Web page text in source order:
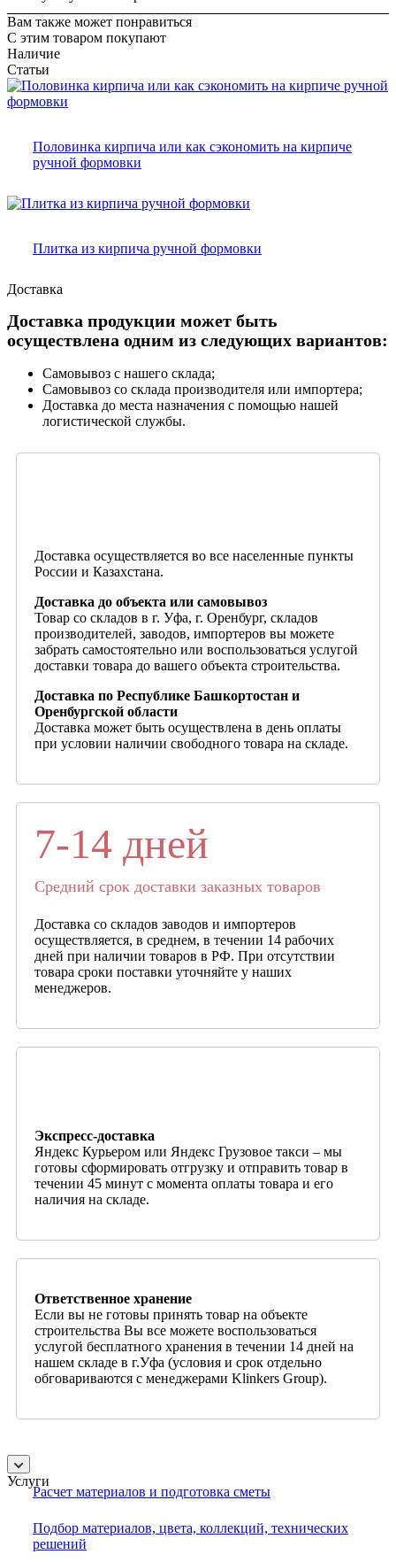
Вам также может понравиться
С этим товаром покупают
Наличие
Статьи
Половинка кирпича или как сэкономить на кирпиче
ручной формовки
Плитка из кирпича ручной формовки
Доставка
Доставка продукции может быть
осуществлена одним из следующих вариантов:
Самовывоз с нашего склада;
Самовывоз со склада производителя или импортера;
Доставка до места назначения с помощью нашей
логистической службы.
Доставка осуществляется во все населенные пункты
России и Казахстана.
Доставка до объекта или самовывоз
Товар со складов в г. Уфа, г. Оренбург, складов
производителей, заводов, импортеров вы можете
забрать самостоятельно или воспользоваться услугой
доставки товара до вашего объекта строительства.
Доставка по Республике Башкортостан и
Оренбургской области
Доставка может быть осуществлена в день оплаты
при условии наличии свободного товара на складе.
7-14 дней
Средний срок доставки заказных товаров
Доставка со складов заводов и импортеров
осуществляется, в среднем, в течении 14 рабочих
дней при наличии товаров в РФ. При отсутствии
товара сроки поставки уточняйте у наших
менеджеров.
Экспресс-доставка
Яндекс Курьером или Яндекс Грузовое такси – мы
готовы сформировать отгрузку и отправить товар в
течении 45 минут с момента оплаты товара и его
наличия на складе.
Ответственное хранение
Если вы не готовы принять товар на объекте
строительства Вы все можете воспользоваться
услугой бесплатного хранения в течении 14 дней на
нашем складе в г.Уфа (условия и срок отдельно
обговариваются с менеджерами Klinkers Group).
Услуги
Расчет материалов и подготовка сметы
Подбор материалов, цвета, коллекций, технических
решений